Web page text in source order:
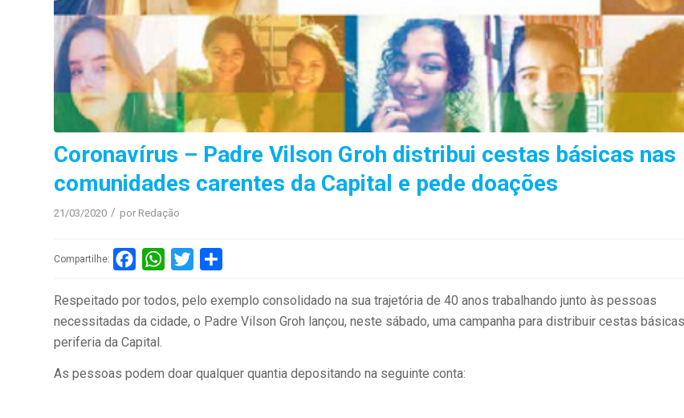
Coronavírus – Padre Vilson Groh distribui cestas básicas nas
comunidades carentes da Capital e pede doações
21/03/2020 / por Redação
Compartilhe: FacebookWhatsApp
Twitter
Respeitado por todos, pelo exemplo consolidado na sua trajetória de 40 anos trabalhando junto às pessoas
necessitadas da cidade, o Padre Vilson Groh lançou, neste sábado, uma campanha para distribuir cestas
periferia da Capital.
As pessoas podem doar qualquer quantia depositando na seguinte conta: